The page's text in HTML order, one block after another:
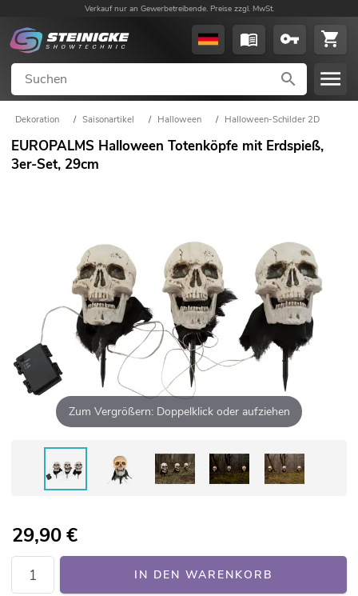
Verkauf nur an Gewerbetreibende. Preise zzgl. MwSt.
Dekoration / Saisonartikel / Halloween / Halloween-Schilder 2D
EUROPALMS Halloween Totenköpfe mit Erdspieß,
3er-Set, 29cm
Zum Vergrößern: Doppelklick oder aufziehen
29,90€
IN DEN WARENKORB